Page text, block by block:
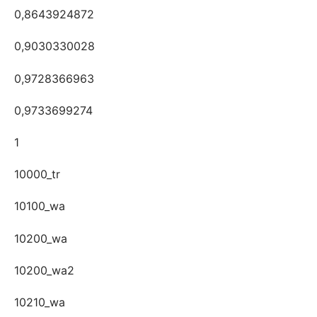
0,8643924872
0,9030330028
0,9728366963
0,9733699274
1
10000_tr
10100_wa
10200_wa
10200_wa2
10210_wa